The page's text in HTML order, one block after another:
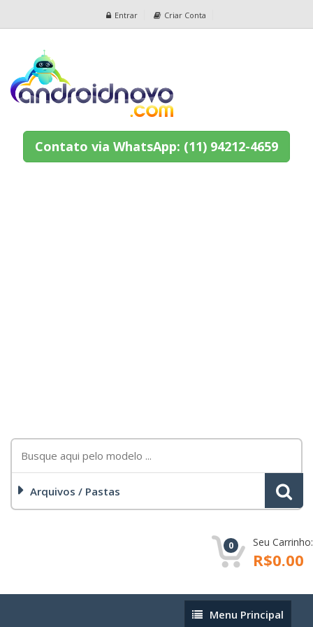
Entrar Criar Conta
Contato via WhatsApp: (11) 94212-4659
Arquivos / Pastas
0 Seu Carrinho:
R$0.00
MenuMenu Principal